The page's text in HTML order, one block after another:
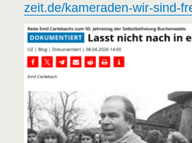
zeit.de/kameraden-wir-sind-